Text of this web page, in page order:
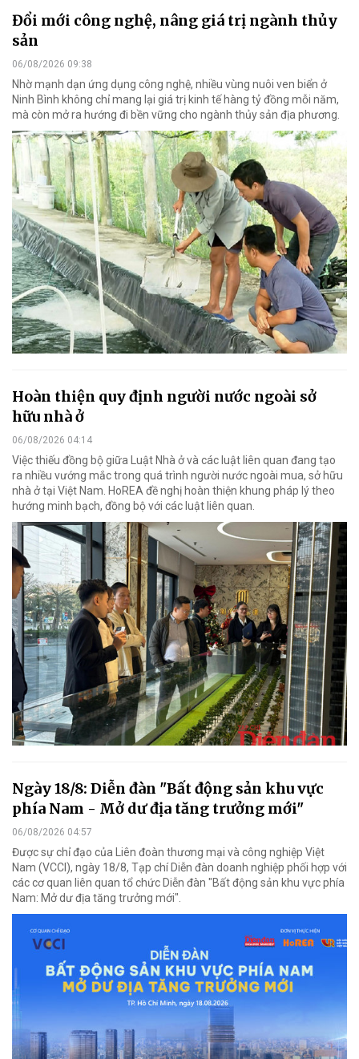
Đổi mới công nghệ, nâng giá trị ngành thủy
sản
06/08/2026 09:38
Nhờ mạnh dạn ứng dụng công nghệ, nhiều vùng nuôi ven biển ở
Ninh Bình không chỉ mang lại giá trị kinh tế hàng tỷ đồng mỗi năm,
mà còn mở ra hướng đi bền vững cho ngành thủy sản địa phương.
Hoàn thiện quy định người nước ngoài sở
hữu nhà ở
06/08/2026 04:14
Việc thiếu đồng bộ giữa Luật Nhà ở và các luật liên quan đang tạo
ra nhiều vướng mắc trong quá trình người nước ngoài mua, sở hữu
nhà ở tại Việt Nam. HoREA đề nghị hoàn thiện khung pháp lý theo
hướng minh bạch, đồng bộ với các luật liên quan.
Ngày 18/8: Diễn đàn "Bất động sản khu vực
phía Nam - Mở dư địa tăng trưởng mới"
06/08/2026 04:57
Được sự chỉ đạo của Liên đoàn thương mại và công nghiệp Việt
Nam (VCCI), ngày 18/8, Tạp chí Diễn đàn doanh nghiệp phối hợp với
các cơ quan liên quan tổ chức Diễn đàn "Bất động sản khu vực phía
Nam: Mở dư địa tăng trưởng mới".